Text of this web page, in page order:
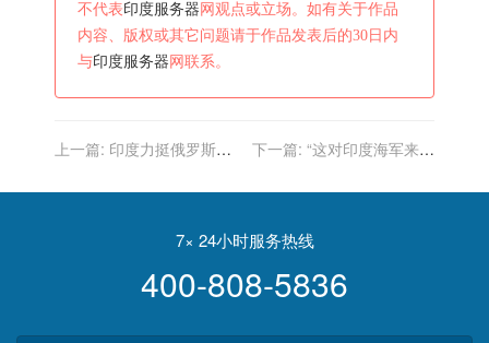
不代表印度服务器 网观点或立场。如有关于作品
内容、版权或其它问题请于作品发表后的30日内
与印度服务器 网联系。
上一篇: 印度力挺俄罗斯，
席话，把拜登气够呛
下一篇: “这对印度海军来说
7× 24小时服务热线
400-808-5836